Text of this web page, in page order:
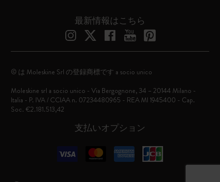
最新情報はこちら
支払いオプション
© は Moleskine Srl の登録商標です a socio unico
Moleskine srl a socio unico - Via Bergognone, 34 – 20144 Milano -
Italia - P. IVA / CCIAA n. 07234480965 - REA MI 1945400 - Cap.
Soc. €2.181.513,42